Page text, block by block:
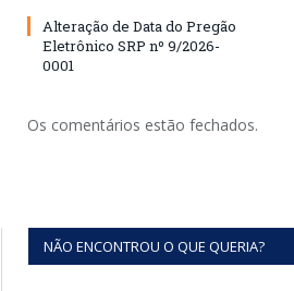
Alteração de Data do Pregão
Eletrônico SRP nº 9/2026-
0001
Os comentários estão fechados.
NÃO ENCONTROU O QUE QUERIA?